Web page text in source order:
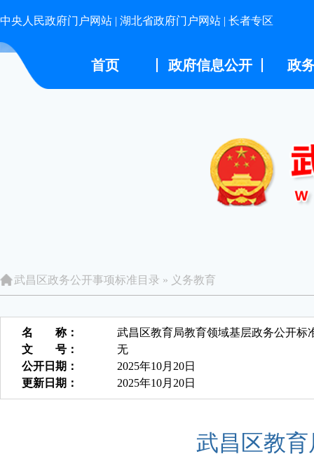
中央人民政府门户网站 | 湖北省政府门户网站 | 长者专区
首页 政府信息公开 政
武昌区政务公开事项标准目录 » 义务教育
名 称：
武昌区​教育局教育领域基层政务公开标
文 号：
无
公开日期：
2025年10月20日
更新日期：
2025年10月20日
武昌区​教